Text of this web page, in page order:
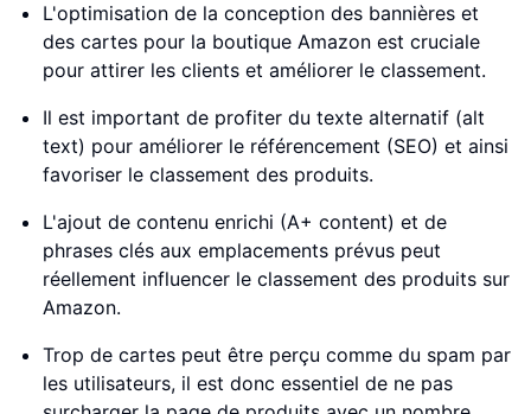
L'optimisation de la conception des bannières et
des cartes pour la boutique Amazon est cruciale
pour attirer les clients et améliorer le classement.
Il est important de profiter du texte alternatif (alt
text) pour améliorer le référencement (SEO) et ainsi
favoriser le classement des produits.
L'ajout de contenu enrichi (A+ content) et de
phrases clés aux emplacements prévus peut
réellement influencer le classement des produits sur
Amazon.
Trop de cartes peut être perçu comme du spam par
les utilisateurs, il est donc essentiel de ne pas